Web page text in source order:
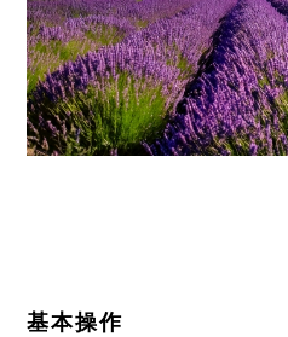
基本操作